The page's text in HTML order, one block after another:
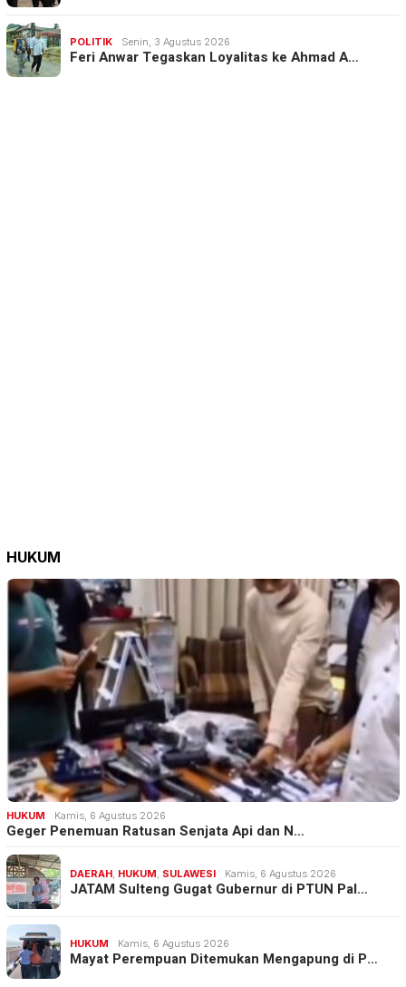
POLITIK Senin, 3 Agustus 2026
Feri Anwar Tegaskan Loyalitas ke Ahmad A…
HUKUM
HUKUM Kamis, 6 Agustus 2026
Geger Penemuan Ratusan Senjata Api dan N…
DAERAH, HUKUM, SULAWESI Kamis, 6 Agustus 2026
JATAM Sulteng Gugat Gubernur di PTUN Pal…
HUKUM Kamis, 6 Agustus 2026
Mayat Perempuan Ditemukan Mengapung di P…